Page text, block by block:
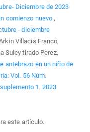
Diciembre de 2023
comienzo nuevo ,
- diciembre
Villacis Franco,
Suley tirado Perez,
antebrazo en un niño de
Vol. 56 Núm.
1. 2023
este artículo.